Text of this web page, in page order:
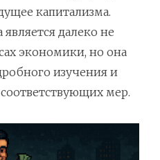
капитализма.
далеко не
экономики, но она
изучения и
мер.